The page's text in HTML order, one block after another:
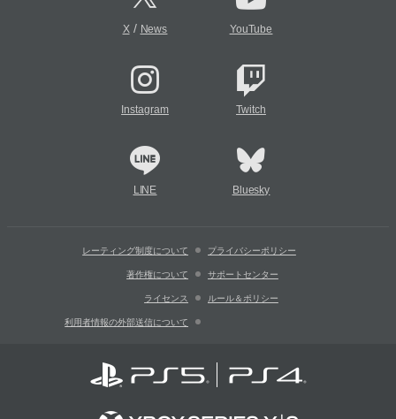
X/ News YouTube
Instagram Twitch
LINE Bluesky
レーティング制度について プライバシーポリシー
著作権について サポートセンター
ライセンス ルール＆ポリシー
利用者情報の外部送信について